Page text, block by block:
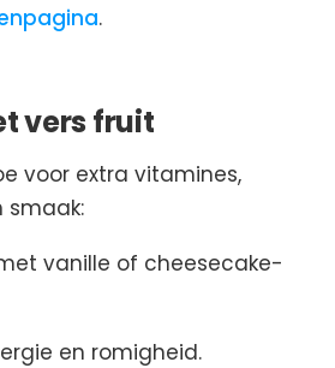
.
vers fruit
voor extra vitamines,
smaak:
vanille of cheesecake-
en romigheid.